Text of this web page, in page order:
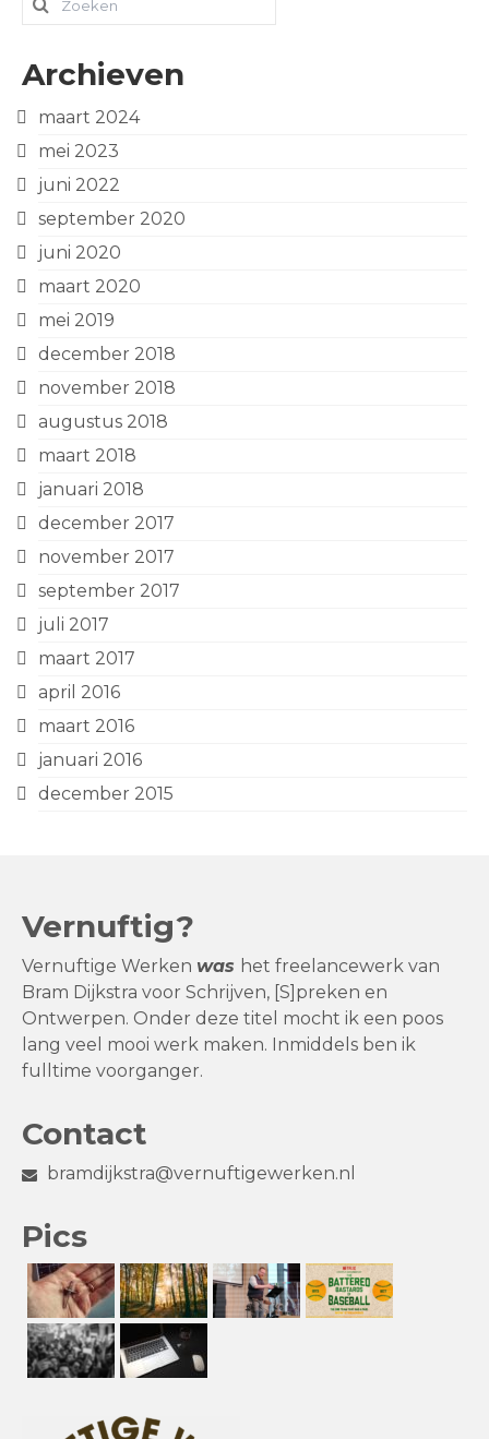
naar:
Archieven
maart 2024
mei 2023
juni 2022
september 2020
juni 2020
maart 2020
mei 2019
december 2018
november 2018
augustus 2018
maart 2018
januari 2018
december 2017
november 2017
september 2017
juli 2017
maart 2017
april 2016
maart 2016
januari 2016
december 2015
Vernuftig?
Vernuftige Werken was het freelancewerk van
Bram Dijkstra voor Schrijven, [S]preken en
Ontwerpen. Onder deze titel mocht ik een poos
lang veel mooi werk maken. Inmiddels ben ik
fulltime voorganger.
Contact
bramdijkstra@vernuftigewerken.nl
Pics